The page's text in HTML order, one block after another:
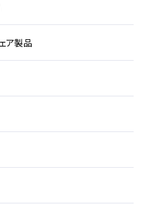
ア製品